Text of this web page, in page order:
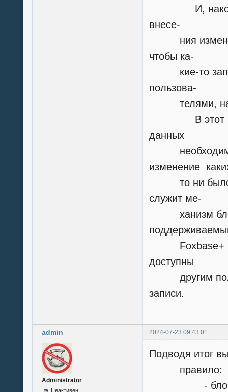
И, наконец,
внесе-
ния
чтобы ка-
кие-то
пользова-
телями,
В этот
данных
необходимо
изменение
то ни было
служит ме-
ханизм
Foxbase+ и
доступны
другим
записи.
admin 2024-07-23 09:43:01
Administrator
Неактивен
Подводя итог
правило:
-